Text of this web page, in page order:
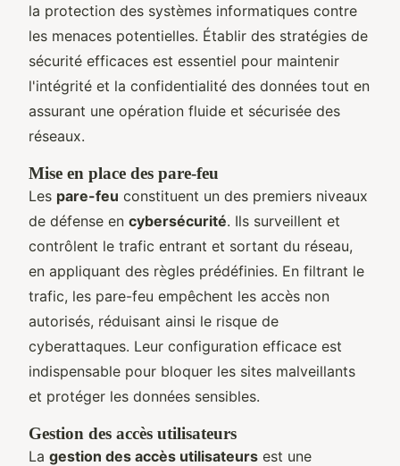
la protection des systèmes informatiques contre
les menaces potentielles. Établir des stratégies de
sécurité efficaces est essentiel pour maintenir
l'intégrité et la confidentialité des données tout en
assurant une opération fluide et sécurisée des
réseaux.
Mise en place des pare-feu
Les pare-feu constituent un des premiers niveaux
de défense en cybersécurité. Ils surveillent et
contrôlent le trafic entrant et sortant du réseau,
en appliquant des règles prédéfinies. En filtrant le
trafic, les pare-feu empêchent les accès non
autorisés, réduisant ainsi le risque de
cyberattaques. Leur configuration efficace est
indispensable pour bloquer les sites malveillants
et protéger les données sensibles.
Gestion des accès utilisateurs
La gestion des accès utilisateurs est une